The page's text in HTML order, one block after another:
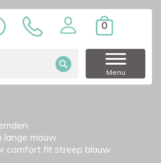
0
Menu
lange mouw
comfort fit streep blauw